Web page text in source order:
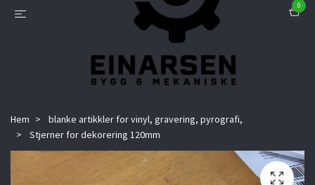
0
Hem
blanke artikkler for vinyl, gravering, pyrografi,
Stjerner for dekorering 120mm